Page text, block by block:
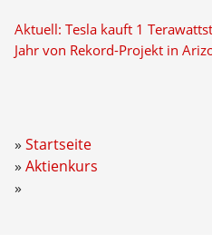
Aktuell: Tesla kauft 1
Jahr von Rekord-Projekt in
Startseite
Aktienkurs